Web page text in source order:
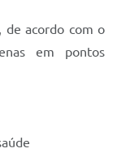
de acordo com o
em pontos